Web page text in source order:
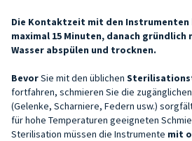
Die Kontaktzeit mit den
maximal 15 Minuten, danach
Wasser abspülen und trocknen.
BevorSie mit den üblichen
fortfahren, schmieren Sie die
(Gelenke, Scharniere, Federn usw.)
für hohe Temperaturen geeigneten
Sterilisation müssen die Instrumente mit